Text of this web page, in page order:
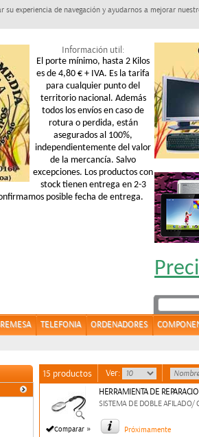
su experiencia de navegación y ayudarnos a mejorar
Información util:
El porte mínimo, hasta 2 Kilos
es de 4,80 € + IVA. Es la tarifa
para cualquier punto del
territorio nacional. Además
todos los envíos en caso de
rotura o perdida, están
asegurados al 100%,
independientemente del valor
de la mercancía. Salvo
excepciones. Los productos con
stock tienen entrega en 2-3
posible fecha de entrega.
TELEFONIA ORDENADORES
15 productos Ver:
Comparar »
HERRAMIENTA DE
SISTEMA DE DOBLE AFILADO/
Próximamente